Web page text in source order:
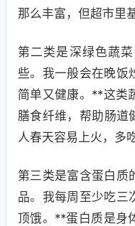
那么丰富，但超市里
第二类是深绿色蔬
些。我一般会在晚饭
简单又健康。**这类
膳食纤维，帮助肠道
人春天容易上火，多
第三类是富含蛋白质
品。我每周至少吃三
顶饿。**蛋白质是身